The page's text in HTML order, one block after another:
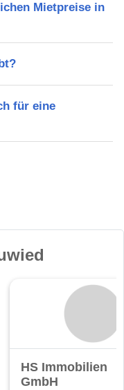
Mietpreise in
für eine
HS Immobilien
GmbH